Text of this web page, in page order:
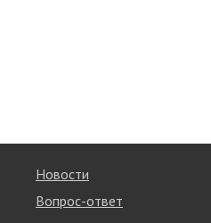
Новости
Вопрос-ответ